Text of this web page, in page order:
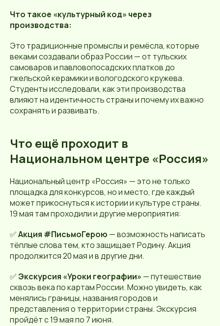
Что такое «культурный код» через
производства:
Это традиционные промыслы и ремёсла, которые
веками создавали образ России — от тульских
самоваров и павловопосадских платков до
гжельской керамики и вологодского кружева.
Студенты исследовали, как эти производства
влияют на идентичность страны и почему их важно
сохранять и развивать.
Что ещё проходит в
Национальном центре «Россия»
Национальный центр «Россия» — это не только
площадка для конкурсов, но и место, где каждый
может прикоснуться к истории и культуре страны.
19 мая там проходили и другие мероприятия:
✅Акция #ПисьмоГерою — возможность написать
тёплые слова тем, кто защищает Родину. Акция
продолжится 20 мая и в другие дни.
✅Экскурсия «Уроки географии» — путешествие
сквозь века по картам России. Можно увидеть, как
менялись границы, названия городов и
представления о территории страны. Экскурсия
пройдёт с 19 мая по 7 июня.